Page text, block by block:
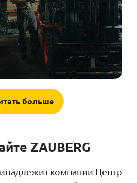
больше
ZAUBERG
компании Центр